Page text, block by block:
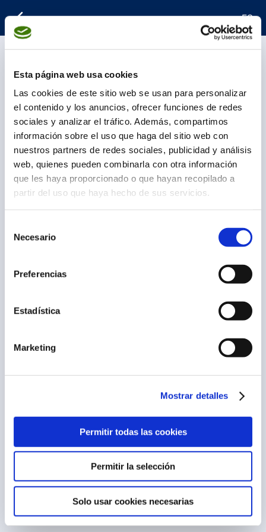
Esta página web usa cookies
Las cookies de este sitio web se usan para personalizar
el contenido y los anuncios, ofrecer funciones de redes
sociales y analizar el tráfico. Además, compartimos
información sobre el uso que haga del sitio web con
nuestros partners de redes sociales, publicidad y análisis
web, quienes pueden combinarla con otra información
que les haya proporcionado o que hayan recopilado a
partir del uso que haya hecho de sus servicios.
Necesario
Preferencias
Estadística
Marketing
Mostrar detalles
Permitir todas las cookies
Permitir la selección
Solo usar cookies necesarias
ES